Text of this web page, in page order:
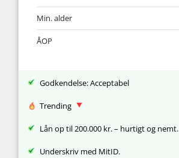
Min. alder
ÅOP
Godkendelse: Acceptabel
Trending
Lån op til 200.000 kr. – hurtigt og nemt.
Underskriv med MitID.